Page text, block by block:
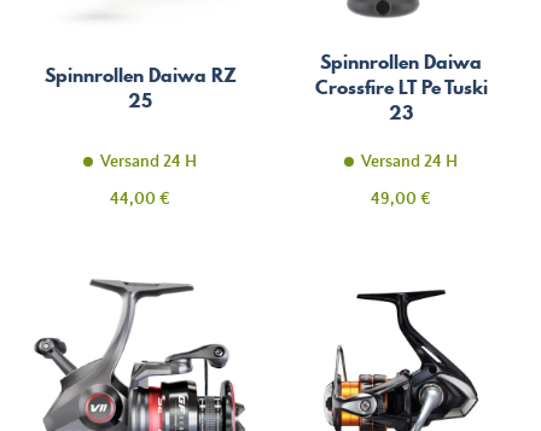
Spinnrollen Daiwa RZ
25
Versand 24 H
Preis
44,00 €
Spinnrollen Daiwa
Crossfire LT Pe Tuski
23
Versand 24 H
Preis
49,00 €